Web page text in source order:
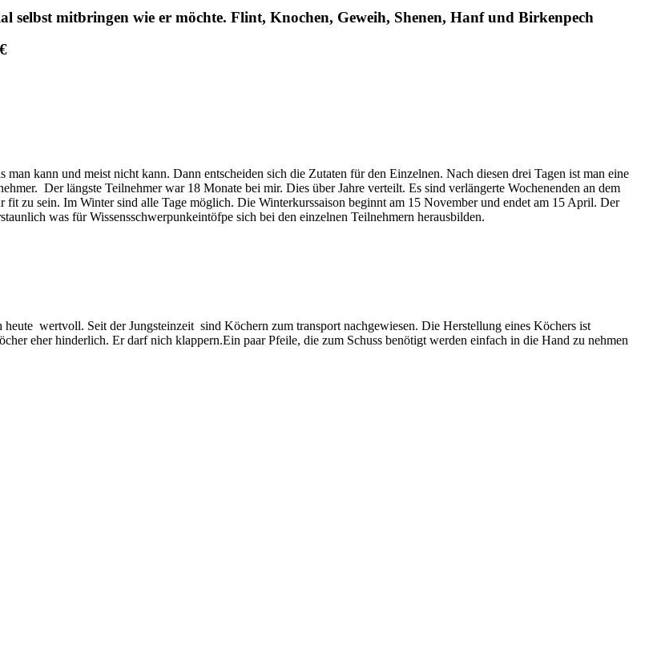
selbst mitbringen wie er möchte. Flint, Knochen, Geweih, Shenen, Hanf und Birkenpech
kann und meist nicht kann. Dann entscheiden sich die Zutaten für den Einzelnen. Nach diesen drei Tagen ist man eine
Der längste Teilnehmer war 18 Monate bei mir. Dies über Jahre verteilt. Es sind verlängerte Wochenenden an dem
zu sein. Im Winter sind alle Tage möglich. Die Winterkurssaison beginnt am 15 November und endet am 15 April. Der
was für Wissensschwerpunkeintöfpe sich bei den einzelnen Teilnehmern herausbilden.
wertvoll. Seit der Jungsteinzeit sind Köchern zum transport nachgewiesen. Die Herstellung eines Köchers ist
eher hinderlich. Er darf nich klappern.Ein paar Pfeile, die zum Schuss benötigt werden einfach in die Hand zu nehmen